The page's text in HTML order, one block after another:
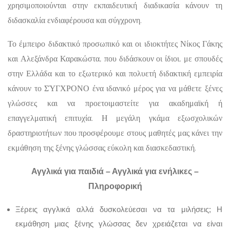
χρησιμοποιούνται στην εκπαιδευτική διαδικασία κάνουν τη
διδασκαλία ενδιαφέρουσα και σύγχρονη.
Το έμπειρο διδακτικό προσωπικό και οι ιδιοκτήτες Νίκος Γάκης
και Αλεξάνδρα Καρακώστα, που διδάσκουν οι ίδιοι, με σπουδές
στην Ελλάδα και το εξωτερικό και πολυετή διδακτική εμπειρία
κάνουν το ΣΎΓΧΡΟΝΟ ένα ιδανικό μέρος για να μάθετε ξένες
γλώσσες και να προετοιμαστείτε για ακαδημαϊκή ή
επαγγελματική επιτυχία. Η μεγάλη γκάμα εξωσχολικών
δραστηριοτήτων που προσφέρουμε στους μαθητές μας κάνει την
εκμάθηση της ξένης γλώσσας εύκολη και διασκεδαστική.
Αγγλικά για παιδιά – Αγγλικά για ενήλικες –
Πληροφορική
Ξέρεις αγγλικά αλλά δυσκολεύεσαι να τα μιλήσεις; Η
εκμάθηση μιας ξένης γλώσσας δεν χρειάζεται να είναι